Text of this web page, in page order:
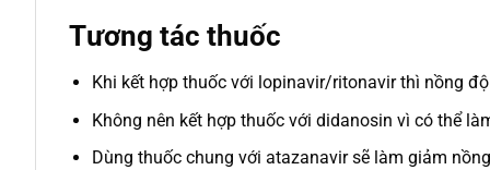
Tương tác thuốc
Khi kết hợp thuốc với lopinavir/ritonavir thì nồng
Không nên kết hợp thuốc với didanosin vì có thể
Dùng thuốc chung với atazanavir sẽ làm giảm